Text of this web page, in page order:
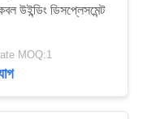
54
উইন্ডিং ডিসপ্লেসমেন্ট
MOQ:1